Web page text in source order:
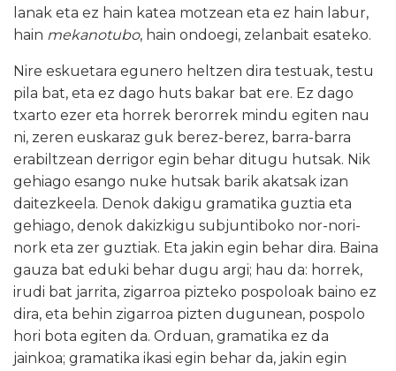
lanak eta ez hain katea motzean eta ez hain labur,
hain mekanotubo, hain ondoegi, zelanbait esateko.
Nire eskuetara egunero heltzen dira testuak, testu
pila bat, eta ez dago huts bakar bat ere. Ez dago
txarto ezer eta horrek berorrek mindu egiten nau
ni, zeren euskaraz guk berez-berez, barra-barra
erabiltzean derrigor egin behar ditugu hutsak. Nik
gehiago esango nuke hutsak barik akatsak izan
daitezkeela. Denok dakigu gramatika guztia eta
gehiago, denok dakizkigu subjuntiboko nor-nori-
nork eta zer guztiak. Eta jakin egin behar dira. Baina
gauza bat eduki behar dugu argi; hau da: horrek,
irudi bat jarrita, zigarroa pizteko pospoloak baino ez
dira, eta behin zigarroa pizten dugunean, pospolo
hori bota egiten da. Orduan, gramatika ez da
jainkoa; gramatika ikasi egin behar da, jakin egin